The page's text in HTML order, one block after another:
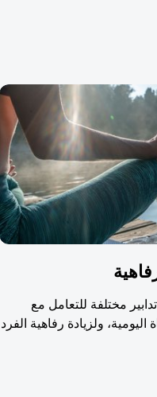
مختلفة للتعامل مع
ولزيادة رفاهية الفرد